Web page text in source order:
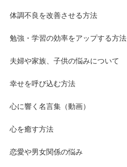
体調不良を改善させる方法
勉強・学習の効率をアップする方法
夫婦や家族、子供の悩みについて
幸せを呼び込む方法
心に響く名言集（動画）
心を癒す方法
恋愛や男女関係の悩み